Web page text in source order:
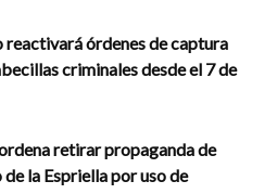
reactivará órdenes de captura
criminales desde el 7 de
retirar propaganda de
la Espriella por uso de